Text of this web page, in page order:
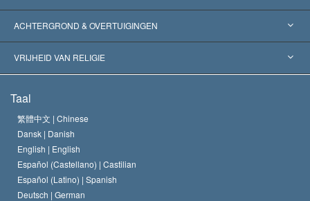
Wereldwijde Erkenningen
Historische Beslissingen
Expertises per Categorie
’s Werelds Meest Vooraanstaande Experts
ACHTERGROND & OVERTUIGINGEN
L. Ron Hubbard
Het Credo van de Scientology Kerk
De Code van een Scientoloog
David Miscavige
VRIJHEID VAN RELIGIE
Internationale Mensenrechten Standaards
Verklaring over Religie
Taal
繁體中文 | Chinese
Dansk | Danish
English | English
Español (Castellano) | Castilian
Español (Latino) | Spanish
Deutsch | German